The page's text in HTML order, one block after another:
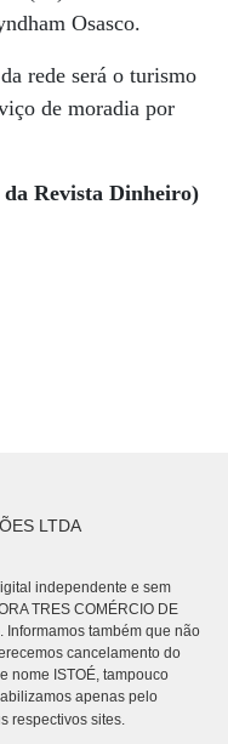
Osasco.
rede será o turismo
de moradia por
Revista Dinheiro)
LTDA
independente e sem
TRES COMÉRCIO DE
Informamos também que não
cancelamento do
nome ISTOÉ, tampouco
apenas pelo
respectivos sites.